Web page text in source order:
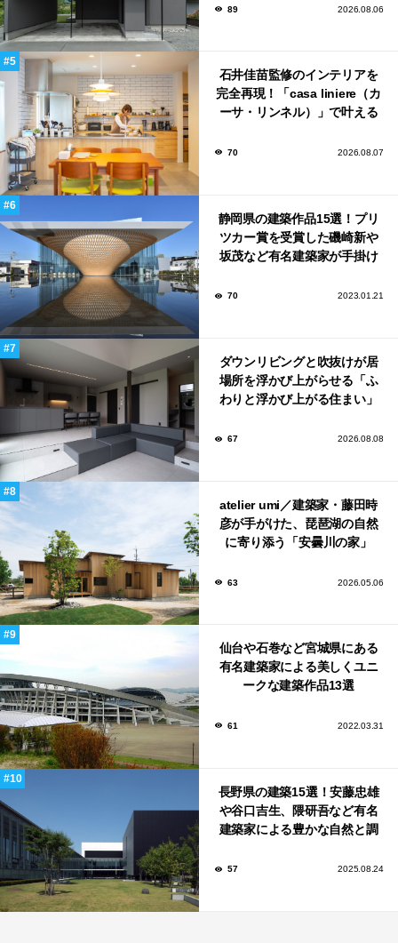
89 2026.08.06
石井佳苗監修のインテリアを
完全再現！「casa liniere（カ
ーサ・リンネル）」で叶える
70 2026.08.07
静岡県の建築作品15選！プリ
ツカー賞を受賞した磯崎新や
坂茂など有名建築家が手掛け
70 2023.01.21
ダウンリビングと吹抜けが居
場所を浮かび上がらせる「ふ
わりと浮かび上がる住まい」
67 2026.08.08
atelier umi／建築家・藤田時
彦が手がけた、琵琶湖の自然
に寄り添う「安曇川の家」
63 2026.05.06
仙台や石巻など宮城県にある
有名建築家による美しくユニ
ークな建築作品13選
61 2022.03.31
長野県の建築15選！安藤忠雄
や谷口吉生、隈研吾など有名
建築家による豊かな自然と調
57 2025.08.24